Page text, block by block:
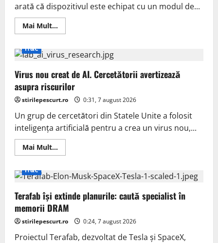
arată că dispozitivul este echipat cu un modul de...
Mai Mult...Read
more
folosește
DDR5
la
un
producător
obscur
pentru
IT&C
Virus nou creat de AI. Cercetătorii avertizează
asupra riscurilor
stirilepescurt.ro 0:31, 7 august 2026
Un grup de cercetători din Statele Unite a folosit
inteligența artificială pentru a crea un virus nou,...
Mai Mult...Read
more
nou
creat
AI.
Cercetătorii
avertizează
asupra
riscurilor
IT&C
Terafab își extinde planurile: caută specialist în
memorii DRAM
stirilepescurt.ro 0:24, 7 august 2026
Proiectul Terafab, dezvoltat de Tesla și SpaceX,